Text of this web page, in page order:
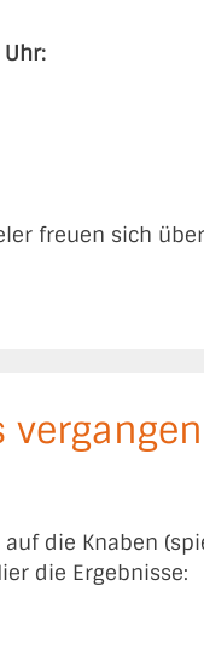
freuen sich
die Knaben
die Ergebnisse: